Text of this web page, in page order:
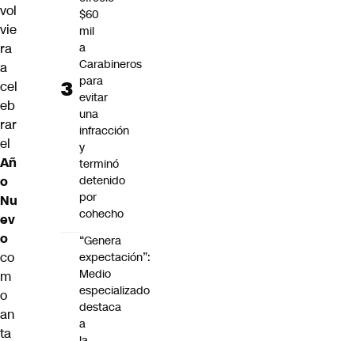
vol
vie
ra
a
cel
eb
rar
el
Añ
o
Nu
ev
o
co
m
o
an
ta
$60
mil
a
Carabineros
para
evitar
una
infracción
y
terminó
detenido
por
cohecho
“Genera
expectación”:
Medio
especializado
destaca
a